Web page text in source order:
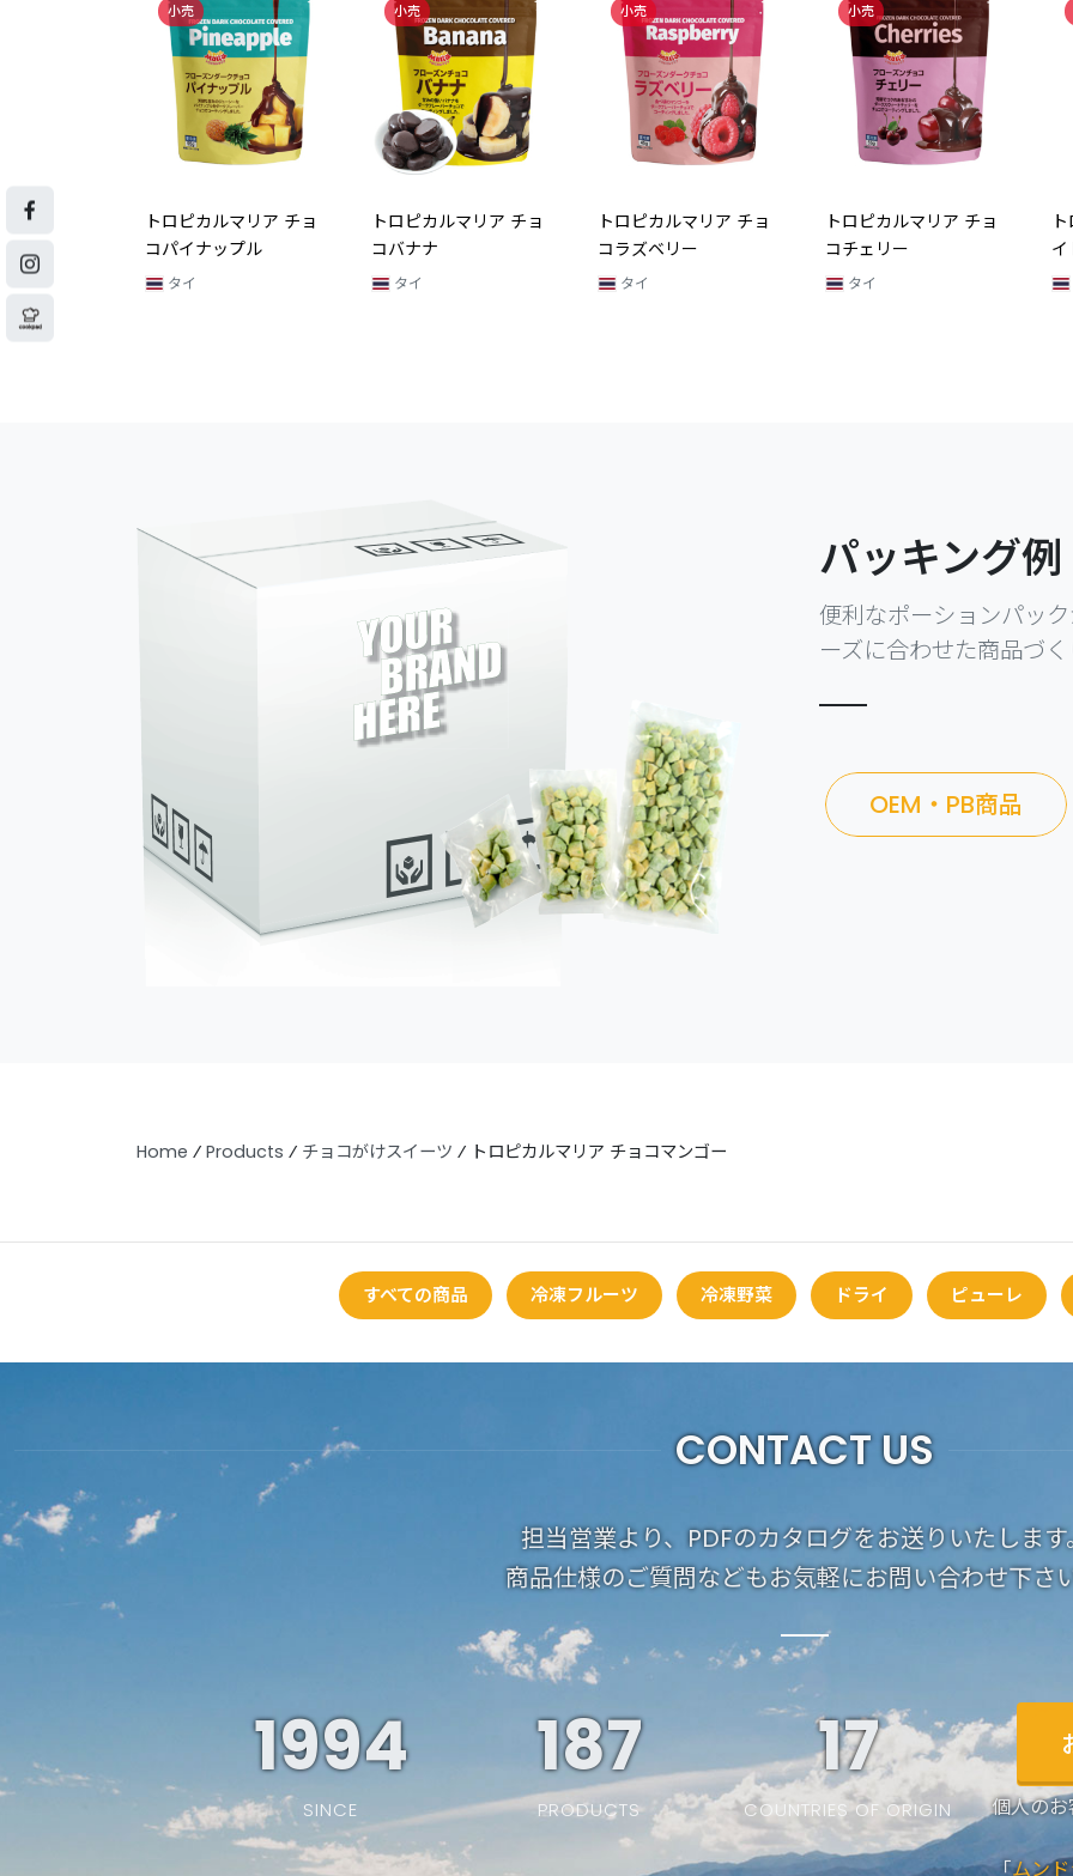
リア チョ
ティック・
小売
トロピカルマリア チョ
コパイナップル
タイ
小売
トロピカルマリア チョ
コバナナ
タイ
小売
トロピカルマリア チョ
コラズベリー
タイ
小売
トロピカルマリア チョ
コチェリー
タイ
パッキング例
便利なポーションパッ
ーズに合わせた商品づく
OEM・PB商品
Home ⁄ Products ⁄ チョコがけスイーツ ⁄ トロピカルマリア チョコマンゴー
すべての商品 冷凍フルーツ 冷凍野菜 ドライ ピューレ
CONTACT US
担当営業より、PDFのカタログをお送りいたします
商品仕様のご質問などもお気軽にお問い合わせ下さい
1994
SINCE
187
PRODUCTS
19
COUNTRIES OF ORIGIN
個人の
「ムン